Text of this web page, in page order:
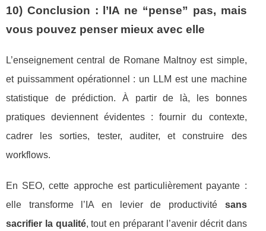
10) Conclusion : l’IA ne “pense” pas, mais
vous pouvez penser mieux avec elle
L’enseignement central de Romane Maltnoy est simple,
et puissamment opérationnel : un LLM est une machine
statistique de prédiction. À partir de là, les bonnes
pratiques deviennent évidentes : fournir du contexte,
cadrer les sorties, tester, auditer, et construire des
workflows.
En SEO, cette approche est particulièrement payante :
elle transforme l’IA en levier de productivité sans
sacrifier la qualité, tout en préparant l’avenir décrit dans